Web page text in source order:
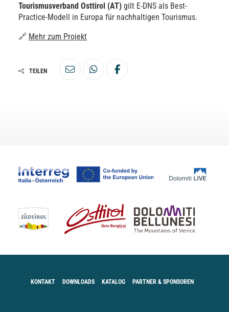
Tourismusverband Osttirol (AT) gilt E-DNS als Best-
Practice-Modell in Europa für nachhaltigen Tourismus.
🔗 Mehr zum Projekt
TEILEN
KONTAKT DOWNLOADS KATALOG PARTNER & SPONSOREN